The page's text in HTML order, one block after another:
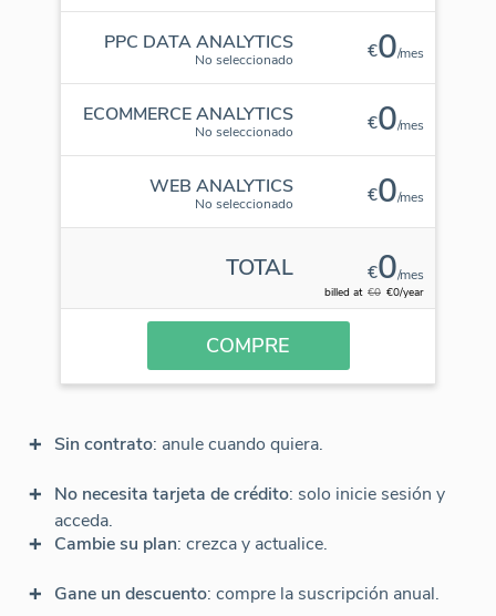
PPC DATA ANALYTICS
No seleccionado €0/mes
ECOMMERCE ANALYTICS
No seleccionado €0/mes
WEB ANALYTICS
No seleccionado €0/mes
TOTAL €0/mes
billed at €0 €0/year
COMPRE
Sin contrato: anule cuando quiera.
No necesita tarjeta de crédito: solo inicie sesión y
acceda.
Cambie su plan: crezca y actualice.
Gane un descuento: compre la suscripción anual.